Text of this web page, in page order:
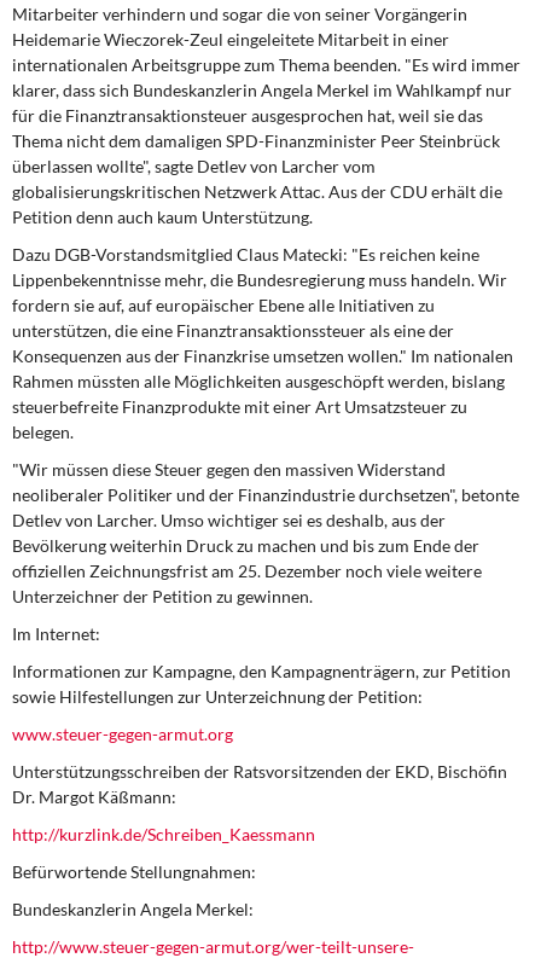
Mitarbeiter verhindern und sogar die von seiner Vorgängerin
Heidemarie Wieczorek-Zeul eingeleitete Mitarbeit in einer
internationalen Arbeitsgruppe zum Thema beenden. "Es wird immer
klarer, dass sich Bundeskanzlerin Angela Merkel im Wahlkampf nur
für die Finanztransaktionsteuer ausgesprochen hat, weil sie das
Thema nicht dem damaligen SPD-Finanzminister Peer Steinbrück
überlassen wollte", sagte Detlev von Larcher vom
globalisierungskritischen Netzwerk Attac. Aus der CDU erhält die
Petition denn auch kaum Unterstützung.
Dazu DGB-Vorstandsmitglied Claus Matecki: "Es reichen keine
Lippenbekenntnisse mehr, die Bundesregierung muss handeln. Wir
fordern sie auf, auf europäischer Ebene alle Initiativen zu
unterstützen, die eine Finanztransaktionssteuer als eine der
Konsequenzen aus der Finanzkrise umsetzen wollen." Im nationalen
Rahmen müssten alle Möglichkeiten ausgeschöpft werden, bislang
steuerbefreite Finanzprodukte mit einer Art Umsatzsteuer zu
belegen.
"Wir müssen diese Steuer gegen den massiven Widerstand
neoliberaler Politiker und der Finanzindustrie durchsetzen", betonte
Detlev von Larcher. Umso wichtiger sei es deshalb, aus der
Bevölkerung weiterhin Druck zu machen und bis zum Ende der
offiziellen Zeichnungsfrist am 25. Dezember noch viele weitere
Unterzeichner der Petition zu gewinnen.
Im Internet:
Informationen zur Kampagne, den Kampagnenträgern, zur Petition
sowie Hilfestellungen zur Unterzeichnung der Petition:
www.steuer-gegen-armut.org
Unterstützungsschreiben der Ratsvorsitzenden der EKD, Bischöfin
Dr. Margot Käßmann:
http://kurzlink.de/Schreiben_Kaessmann
Befürwortende Stellungnahmen:
Bundeskanzlerin Angela Merkel:
http://www.steuer-gegen-armut.org/wer-teilt-unsere-